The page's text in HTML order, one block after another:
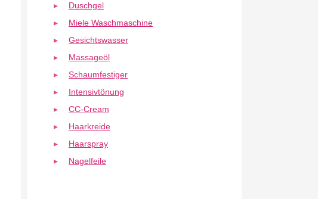
Duschgel
Miele Waschmaschine
Gesichtswasser
Massageöl
Schaumfestiger
Intensivtönung
CC-Cream
Haarkreide
Haarspray
Nagelfeile